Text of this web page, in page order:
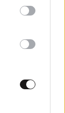
των
«Έχασα και
όλα»